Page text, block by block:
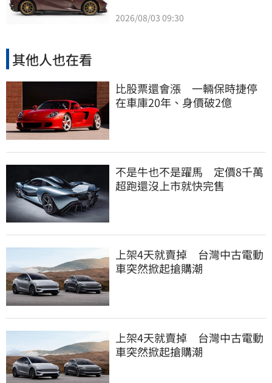
2026/08/03 09:30
其他人也在看
比股票還會漲 一輛保時捷停
在車庫20年、身價破2億
不是牛也不是躍馬 定價8千萬
超跑還沒上市就快完售
上架4天就賣掉 台灣中古電動
車突然掀起搶購潮
上架4天就賣掉 台灣中古電動
車突然掀起搶購潮